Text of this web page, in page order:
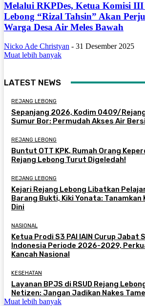
Melalui RKPDes, Ketua Komisi
Lebong “Rizal Tahsin” Akan
Warga Desa Air Meles Bawah
Nicko Ade Christyan - 31 Desember 2025
Muat lebih banyak
LATEST NEWS
REJANG LEBONG
Sepanjang 2026, Kodim 0409/
Sumur Bor: Permudah Akses Air
REJANG LEBONG
Buntut OTT KPK, Rumah Orang
Rejang Lebong Turut Digeledah!
REJANG LEBONG
Kejari Rejang Lebong Libatkan
Barang Bukti, Kiki Yonata: Tanamkan
Dini
NASIONAL
Ketua Prodi S3 PAI IAIN Curup Jabat
Indonesia Periode 2026-2029,
Kancah Nasional
KESEHATAN
Layanan BPJS di RSUD Rejang
Netizen: Jangan Jadikan Nakes
Muat lebih banyak